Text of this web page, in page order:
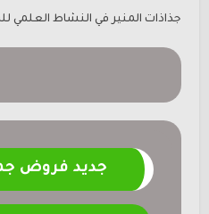
جذاذات المنير في النشاط العلمي
جديد فروض